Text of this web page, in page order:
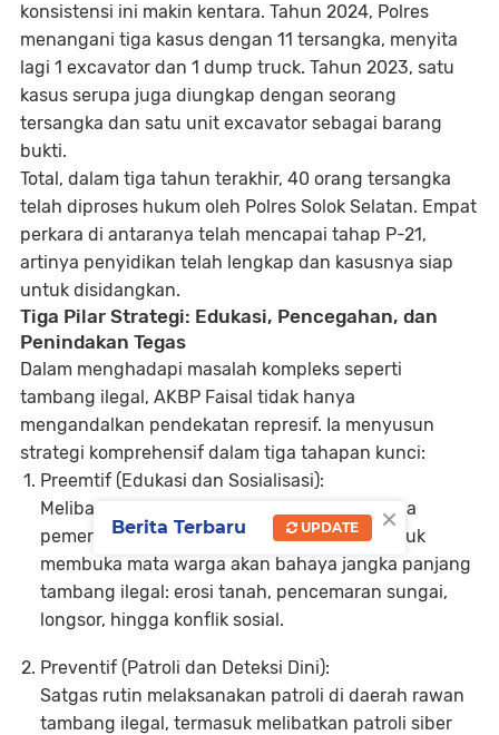
konsistensi ini makin kentara. Tahun 2024, Polres
menangani tiga kasus dengan 11 tersangka, menyita
lagi 1 excavator dan 1 dump truck. Tahun 2023, satu
kasus serupa juga diungkap dengan seorang
tersangka dan satu unit excavator sebagai barang
bukti.
Total, dalam tiga tahun terakhir, 40 orang tersangka
telah diproses hukum oleh Polres Solok Selatan. Empat
perkara di antaranya telah mencapai tahap P-21,
artinya penyidikan telah lengkap dan kasusnya siap
untuk disidangkan.
Tiga Pilar Strategi: Edukasi, Pencegahan, dan
Penindakan Tegas
Dalam menghadapi masalah kompleks seperti
tambang ilegal, AKBP Faisal tidak hanya
mengandalkan pendekatan represif. Ia menyusun
strategi komprehensif dalam tiga tahapan kunci:
Preemtif (Edukasi dan Sosialisasi):
Melibatkan tokoh masyarakat, pelajar, hingga
pemerintah nagari, sosialisasi dilakukan untuk
membuka mata warga akan bahaya jangka panjang
tambang ilegal: erosi tanah, pencemaran sungai,
longsor, hingga konflik sosial.
Preventif (Patroli dan Deteksi Dini):
Satgas rutin melaksanakan patroli di daerah rawan
tambang ilegal, termasuk melibatkan patroli siber
×
Berita Terbaru UPDATE